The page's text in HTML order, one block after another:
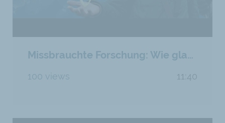
Missbrauchte Forschung: Wie glaubwürdig ist Wissenschaft heute noch?
100 views 11:40